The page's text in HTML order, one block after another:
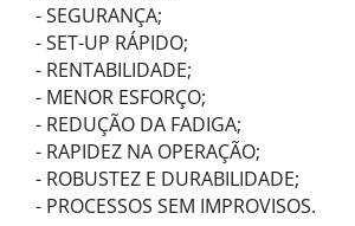
- SEGURANÇA;
- SET-UP RÁPIDO;
- RENTABILIDADE;
- MENOR ESFORÇO;
- REDUÇÃO DA FADIGA;
- RAPIDEZ NA OPERAÇÃO;
- ROBUSTEZ E DURABILIDADE;
- PROCESSOS SEM IMPROVISOS.